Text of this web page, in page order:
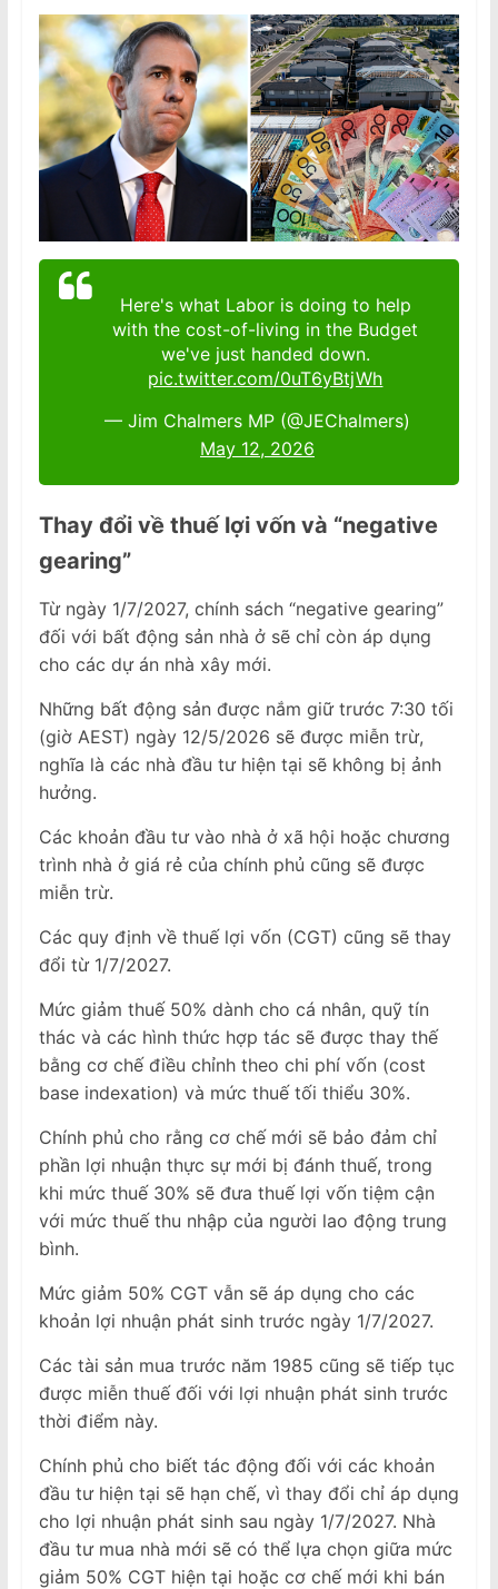
Here's what Labor is doing to help
with the cost-of-living in the Budget
we've just handed down.
pic.twitter.com/0uT6yBtjWh
— Jim Chalmers MP (@JEChalmers)
May 12, 2026
Thay đổi về thuế lợi vốn và “negative
gearing”
Từ ngày 1/7/2027, chính sách “negative gearing”
đối với bất động sản nhà ở sẽ chỉ còn áp dụng
cho các dự án nhà xây mới.
Những bất động sản được nắm giữ trước 7:30 tối
(giờ AEST) ngày 12/5/2026 sẽ được miễn trừ,
nghĩa là các nhà đầu tư hiện tại sẽ không bị ảnh
hưởng.
Các khoản đầu tư vào nhà ở xã hội hoặc chương
trình nhà ở giá rẻ của chính phủ cũng sẽ được
miễn trừ.
Các quy định về thuế lợi vốn (CGT) cũng sẽ thay
đổi từ 1/7/2027.
Mức giảm thuế 50% dành cho cá nhân, quỹ tín
thác và các hình thức hợp tác sẽ được thay thế
bằng cơ chế điều chỉnh theo chi phí vốn (cost
base indexation) và mức thuế tối thiểu 30%.
Chính phủ cho rằng cơ chế mới sẽ bảo đảm chỉ
phần lợi nhuận thực sự mới bị đánh thuế, trong
khi mức thuế 30% sẽ đưa thuế lợi vốn tiệm cận
với mức thuế thu nhập của người lao động trung
bình.
Mức giảm 50% CGT vẫn sẽ áp dụng cho các
khoản lợi nhuận phát sinh trước ngày 1/7/2027.
Các tài sản mua trước năm 1985 cũng sẽ tiếp tục
được miễn thuế đối với lợi nhuận phát sinh trước
thời điểm này.
Chính phủ cho biết tác động đối với các khoản
đầu tư hiện tại sẽ hạn chế, vì thay đổi chỉ áp dụng
cho lợi nhuận phát sinh sau ngày 1/7/2027. Nhà
đầu tư mua nhà mới sẽ có thể lựa chọn giữa mức
giảm 50% CGT hiện tại hoặc cơ chế mới khi bán